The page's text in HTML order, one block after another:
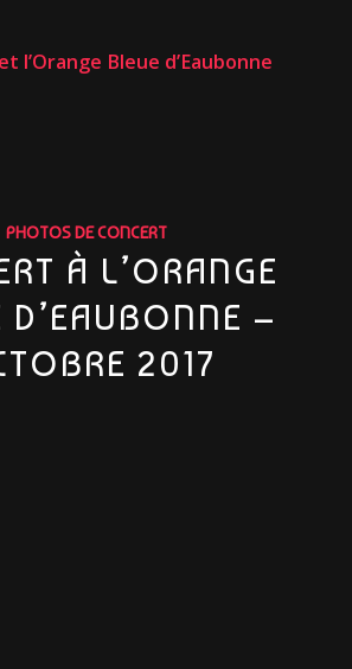
l’Orange Bleue d’Eaubonne
PHOTOS DE CONCERT
À L’ORANGE
D’EAUBONNE –
2017